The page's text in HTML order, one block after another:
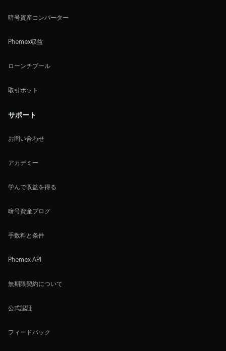
暗号資産コンバーター
Phemex収益
ローンチプール
取引ボット
サポート
お問い合わせ
アカデミー
学んで収益を得る
暗号資産ブログ
手数料と条件
Phemex API
無期限契約について
公式認証
フィードバック